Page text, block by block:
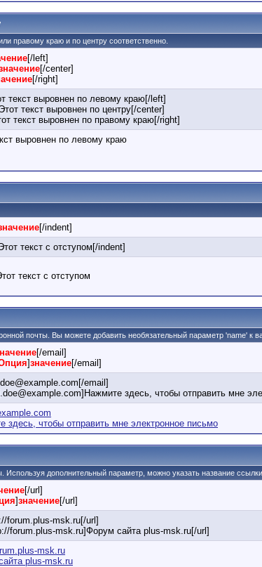
правому краю и по центру соответственно.
[/left]
[/center]
[/right]
текст выровнен по левому краю[/left]
текст выровнен по центру[/center]
текст выровнен по правому краю[/right]
выровнен по левому краю
[/indent]
текст с отступом[/indent]
текст с отступом
почты. Вы можете добавить необязательный параметр 'name' к
[/email]
]значение[/email]
email]
здесь, чтобы отправить мне
здесь, чтобы отправить мне электронное письмо
дополнительный параметр, можно указать название ссылки.
[/url]
]значение[/url]
forum.plus-msk.ru[/url]
forum.plus-msk.ru]Форум сайта plus-msk.ru[/url]
msk.ru
plus-msk.ru